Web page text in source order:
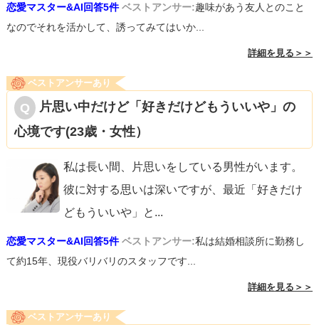
恋愛マスター&AI回答5件 ベストアンサー:趣味があう友人とのこと
なのでそれを活かして、誘ってみてはいか...
詳細を見る＞＞
ベストアンサーあり
片思い中だけど「好きだけどもういいや」の
心境です(23歳・女性）
私は長い間、片思いをしている男性がいます。
彼に対する思いは深いですが、最近「好きだけ
どもういいや」と ...
恋愛マスター&AI回答5件 ベストアンサー:私は結婚相談所に勤務し
て約15年、現役バリバリのスタッフです...
詳細を見る＞＞
ベストアンサーあり